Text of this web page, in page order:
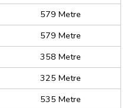
579 Metre
579 Metre
358 Metre
325 Metre
535 Metre